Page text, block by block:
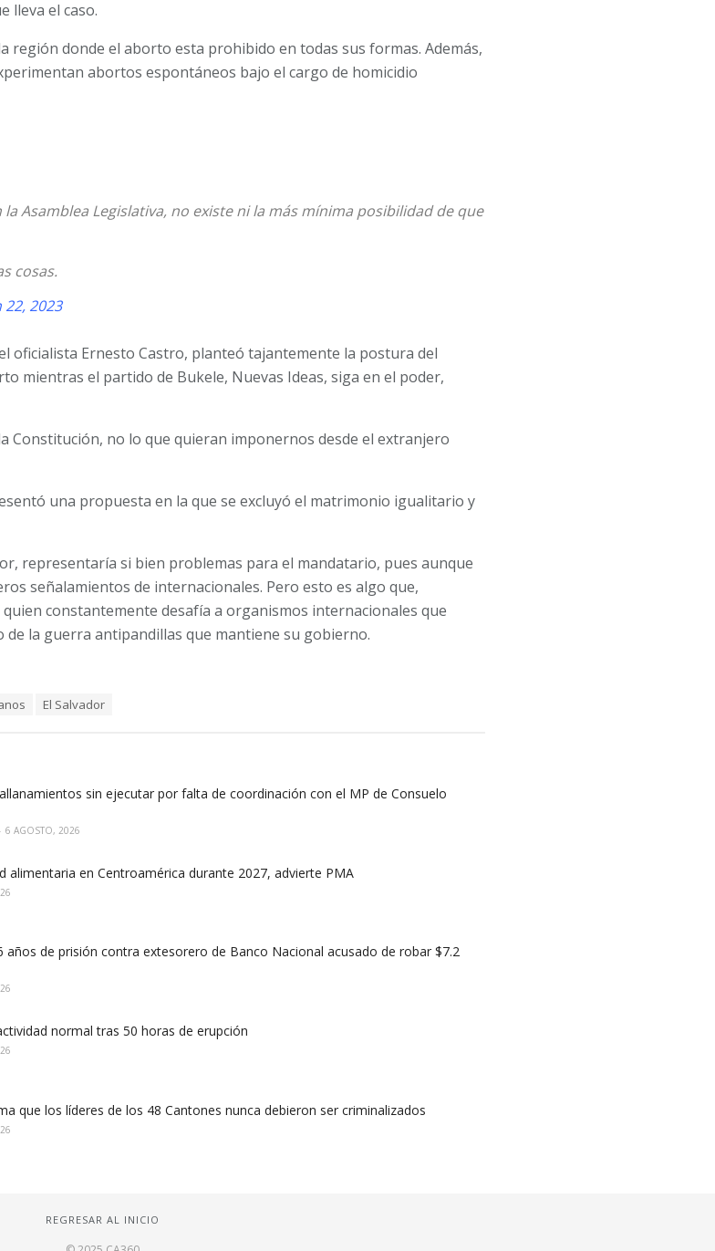
lleva el caso.
región donde el aborto esta prohibido en todas sus formas. Además,
abortos espontáneos bajo el cargo de homicidio
Asamblea Legislativa, no existe ni la más mínima posibilidad de que
cosas.
22, 2023
oficialista Ernesto Castro, planteó tajantemente la postura del
mientras el partido de Bukele, Nuevas Ideas, siga en el poder,
Constitución, no lo que quieran imponernos desde el extranjero
una propuesta en la que se excluyó el matrimonio igualitario y
representaría si bien problemas para el mandatario, pues aunque
señalamientos de internacionales. Pero esto es algo que,
constantemente desafía a organismos internacionales que
de la guerra antipandillas que mantiene su gobierno.
El Salvador
sin ejecutar por falta de coordinación con el MP de Consuelo
6 AGOSTO, 2026
alimentaria en Centroamérica durante 2027, advierte PMA
años de prisión contra extesorero de Banco Nacional acusado de robar $7.2
normal tras 50 horas de erupción
que los líderes de los 48 Cantones nunca debieron ser criminalizados
REGRESAR AL INICIO